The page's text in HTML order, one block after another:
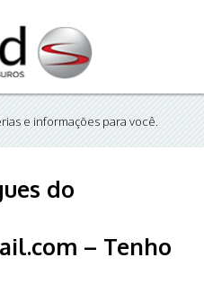
e informações para você.
do
– Tenho